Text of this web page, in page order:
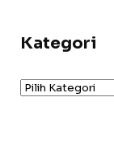
Kategori
Kategori